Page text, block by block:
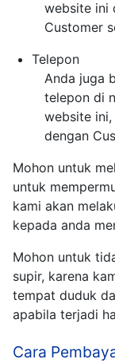
website ini
Customer
Telepon
Anda juga
telepon di
website ini,
dengan
Mohon untuk
untuk
kami akan
kepada anda
Mohon untuk
supir, karena
tempat duduk
apabila terjadi
Cara